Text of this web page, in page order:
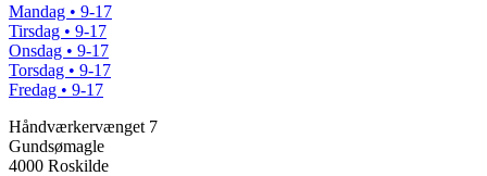
Mandag • 9-17
Tirsdag • 9-17
Onsdag • 9-17
Torsdag • 9-17
Fredag • 9-17
Håndværkervænget 7
Gundsømagle
4000 Roskilde